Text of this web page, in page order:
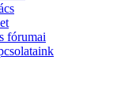
fórumai